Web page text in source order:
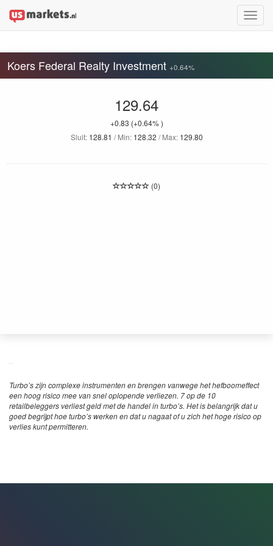
Toggle
Koers Federal Realty Investment +0.64%
129.64
+0.83 (+0.64% )
Sluit:128.81 / Min:128.32 / Max:129.80
(0)
Turbo’s zijn complexe instrumenten en brengen vanwege het hefboomeffect
een hoog risico mee van snel oplopende verliezen. 7 op de 10
retailbeleggers verliest geld met de handel in turbo’s. Het is belangrijk dat u
goed begrijpt hoe turbo’s werken en dat u nagaat of u zich het hoge risico op
verlies kunt permitteren.